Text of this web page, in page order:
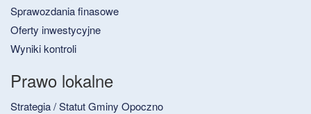
Sprawozdania finasowe
Oferty inwestycyjne
Wyniki kontroli
Prawo lokalne
Strategia / Statut Gminy Opoczno